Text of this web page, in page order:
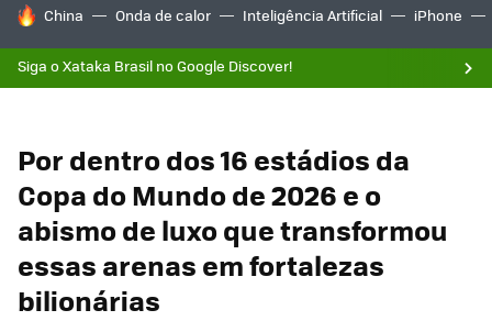
TENDÊNCIAS DO DIA
China Onda de calor Inteligência Artificial iPhone
Siga o Xataka Brasil no Google Discover!
Por dentro dos 16 estádios da
Copa do Mundo de 2026 e o
abismo de luxo que transformou
essas arenas em fortalezas
bilionárias